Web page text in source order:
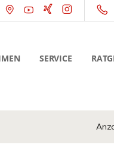
SERVICE